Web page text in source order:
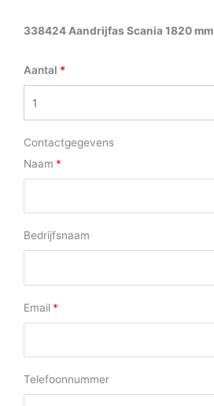
338424 Aandrijfas Scania 1820 mm
Aantal
Contactgegevens
Naam
Bedrijfsnaam
Email
Telefoonnummer